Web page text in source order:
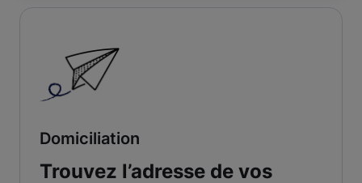
Domiciliation
Trouvez l’adresse de vos